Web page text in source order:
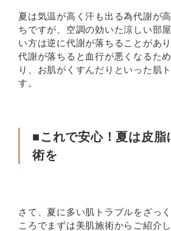
夏は気温が高く汗も出る為代謝が
ちですが、空調の効いた涼しい部
い方は逆に代謝が落ちることがあり
代謝が落ちると血行が悪くなるた
り、お肌がくすんだりといった肌
す。
■これで安心！夏は皮脂
術を
さて、夏に多い肌トラブルをざっ
ころでまずは美肌施術からご紹介